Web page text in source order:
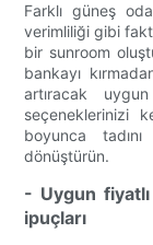
Farklı güneş
verimliliği gibi
bir sunroom
bankayı
artıracak
seçeneklerinizi
boyunca
dönüştürün.
- Uygun
ipuçları